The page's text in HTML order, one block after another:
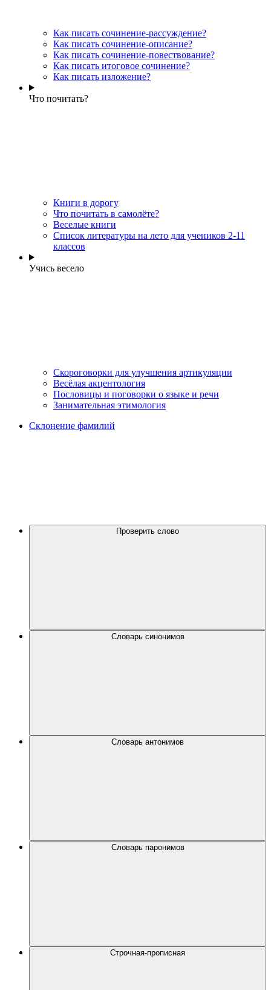
Как писать сочинение-рассуждение?
Как писать сочинение-описание?
Как писать сочинение-повествование?
Как писать итоговое сочинение?
Как писать изложение?
Что почитать?
Книги в дорогу
Что почитать в самолёте?
Веселые книги
Cписок литературы на лето для учеников 2-11
классов
Учись весело
Скороговорки для улучшения артикуляции
Весёлая акцентология
Пословицы и поговорки о языке и речи
Занимательная этимология
Склонение фамилий
Проверить слово
Словарь синонимов
Словарь антонимов
Словарь паронимов
Строчная-прописная